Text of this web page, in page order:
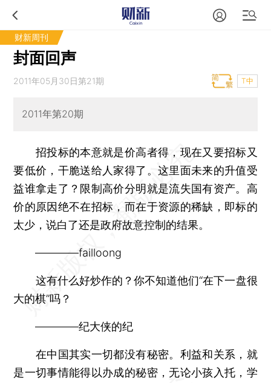
财新周刊
封面回声
2011年05月30日第21期 T中
2011年第20期
招投标的本意就是价高者得，现在又要招标又
要低价，干脆送给人家得了。这里面未来的升值受
益谁拿走了？限制高价分明就是流失国有资产。高
价的原因绝不在招标，而在于资源的稀缺，即标的
太少，说白了还是政府故意控制的结果。
————failloong
这有什么好炒作的？你不知道他们“在下一盘很
大的棋”吗？
————纪大侠的纪
在中国其实一切都没有秘密。利益和关系，就
是一切事情能得以办成的秘密，无论小孩入托，学